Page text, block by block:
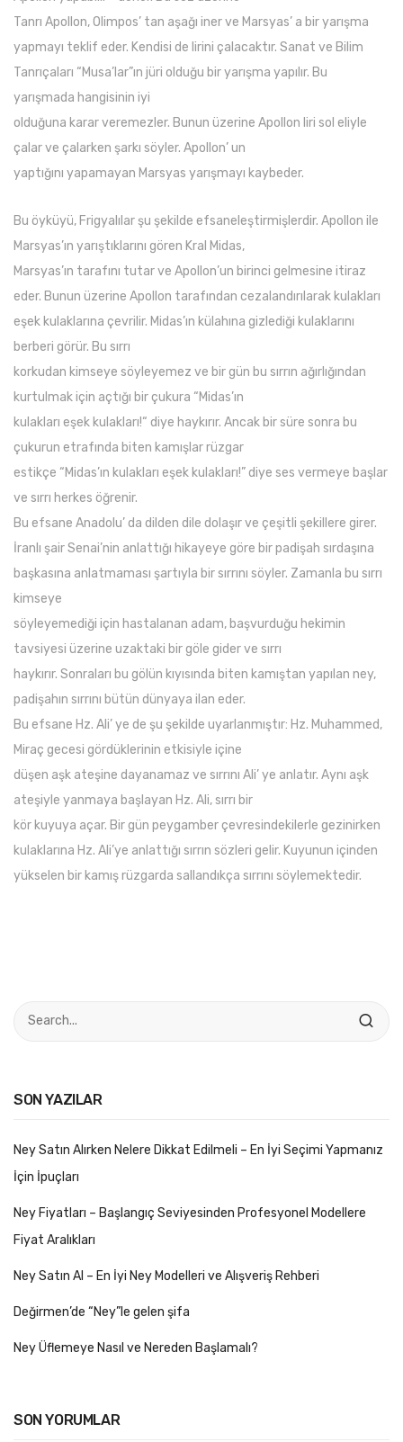
Tanrı Apollon, Olimpos’ tan aşağı iner ve Marsyas’ a bir yarışma
yapmayı teklif eder. Kendisi de lirini çalacaktır. Sanat ve Bilim
Tanrıçaları “Musa’lar”ın jüri olduğu bir yarışma yapılır. Bu
yarışmada hangisinin iyi
olduğuna karar veremezler. Bunun üzerine Apollon liri sol eliyle
çalar ve çalarken şarkı söyler. Apollon’ un
yaptığını yapamayan Marsyas yarışmayı kaybeder.
Bu öyküyü, Frigyalılar şu şekilde efsaneleştirmişlerdir. Apollon ile
Marsyas’ın yarıştıklarını gören Kral Midas,
Marsyas’ın tarafını tutar ve Apollon’un birinci gelmesine itiraz
eder. Bunun üzerine Apollon tarafından cezalandırılarak kulakları
eşek kulaklarına çevrilir. Midas’ın külahına gizlediği kulaklarını
berberi görür. Bu sırrı
korkudan kimseye söyleyemez ve bir gün bu sırrın ağırlığından
kurtulmak için açtığı bir çukura “Midas’ın
kulakları eşek kulakları!“ diye haykırır. Ancak bir süre sonra bu
çukurun etrafında biten kamışlar rüzgar
estikçe “Midas’ın kulakları eşek kulakları!” diye ses vermeye başlar
ve sırrı herkes öğrenir.
Bu efsane Anadolu’ da dilden dile dolaşır ve çeşitli şekillere girer.
İranlı şair Senai’nin anlattığı hikayeye göre bir padişah sırdaşına
başkasına anlatmaması şartıyla bir sırrını söyler. Zamanla bu sırrı
kimseye
söyleyemediği için hastalanan adam, başvurduğu hekimin
tavsiyesi üzerine uzaktaki bir göle gider ve sırrı
haykırır. Sonraları bu gölün kıyısında biten kamıştan yapılan ney,
padişahın sırrını bütün dünyaya ilan eder.
Bu efsane Hz. Ali’ ye de şu şekilde uyarlanmıştır: Hz. Muhammed,
Miraç gecesi gördüklerinin etkisiyle içine
düşen aşk ateşine dayanamaz ve sırrını Ali’ ye anlatır. Aynı aşk
ateşiyle yanmaya başlayan Hz. Ali, sırrı bir
kör kuyuya açar. Bir gün peygamber çevresindekilerle gezinirken
kulaklarına Hz. Ali’ye anlattığı sırrın sözleri gelir. Kuyunun içinden
yükselen bir kamış rüzgarda sallandıkça sırrını söylemektedir.
SON YAZILAR
Ney Satın Alırken Nelere Dikkat Edilmeli – En İyi Seçimi Yapmanız
İçin İpuçları
Ney Fiyatları – Başlangıç Seviyesinden Profesyonel Modellere
Fiyat Aralıkları
Ney Satın Al – En İyi Ney Modelleri ve Alışveriş Rehberi
Değirmen’de “Ney”le gelen şifa
Ney Üflemeye Nasıl ve Nereden Başlamalı?
SON YORUMLAR